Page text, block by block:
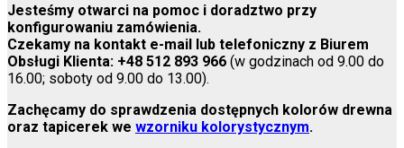
Jesteśmy otwarci na pomoc i doradztwo przy
konfigurowaniu zamówienia.
Czekamy na kontakt e-mail lub telefoniczny z Biurem
Obsługi Klienta: +48 512 893 966 (w godzinach od 9.00 do
16.00; soboty od 9.00 do 13.00).
Zachęcamy do sprawdzenia dostępnych kolorów drewna
oraz tapicerek we wzorniku kolorystycznym.